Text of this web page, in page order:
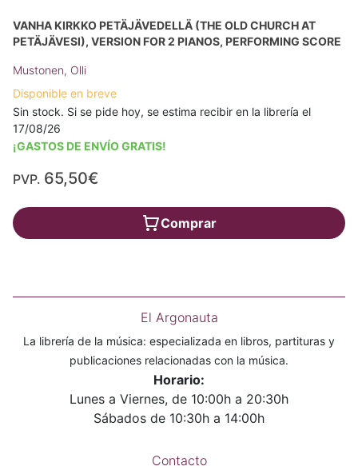
VANHA KIRKKO PETÄJÄVEDELLÄ (THE OLD CHURCH AT
PETÄJÄVESI), VERSION FOR 2 PIANOS, PERFORMING SCORE
Mustonen, Olli
Disponible en breve
Sin stock. Si se pide hoy, se estima recibir en la librería el
17/08/26
¡GASTOS DE ENVÍO GRATIS!
PVP. 65,50€
Comprar
El Argonauta
La librería de la música: especializada en libros, partituras y
publicaciones relacionadas con la música.
Horario:
Lunes a Viernes, de 10:00h a 20:30h
Sábados de 10:30h a 14:00h
Contacto